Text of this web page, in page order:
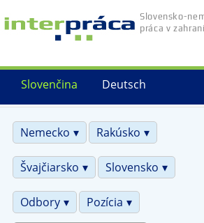
Skip
to
Deutsch
Slovenčina
Slovensko-
práca v
Nemecko
Rakúsko
Švajčiarsko Slovensko
Odbory Pozícia